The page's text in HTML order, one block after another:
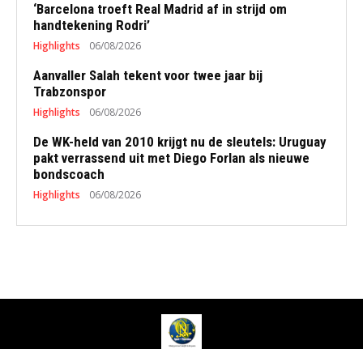
‘Barcelona troeft Real Madrid af in strijd om
handtekening Rodri’
Highlights 06/08/2026
Aanvaller Salah tekent voor twee jaar bij
Trabzonspor
Highlights 06/08/2026
De WK-held van 2010 krijgt nu de sleutels: Uruguay
pakt verrassend uit met Diego Forlan als nieuwe
bondscoach
Highlights 06/08/2026